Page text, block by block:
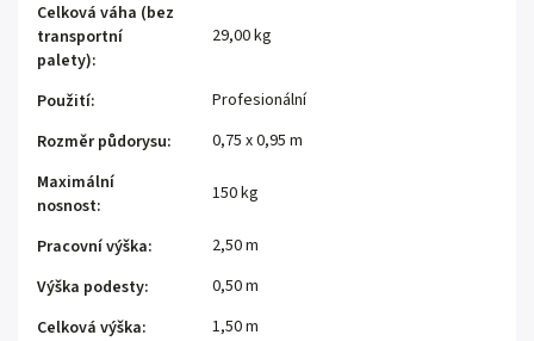
Celková váha (bez
transportní
palety):
29,00 kg
Použití:
Profesionální
Rozměr půdorysu:
0,75 x 0,95 m
Maximální
nosnost:
150 kg
Pracovní výška:
2,50 m
Výška podesty:
0,50 m
Celková výška:
1,50 m